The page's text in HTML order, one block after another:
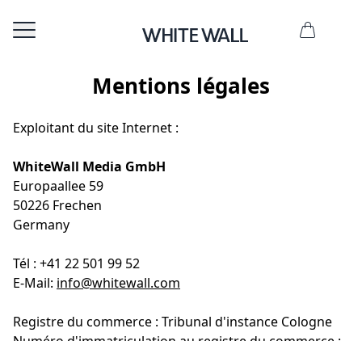
Mentions légales
Exploitant du site Internet :
WhiteWall Media GmbH
Europaallee 59
50226 Frechen
Germany
Tél : +41 22 501 99 52
E-Mail: info@whitewall.com
Registre du commerce : Tribunal d'instance Cologne